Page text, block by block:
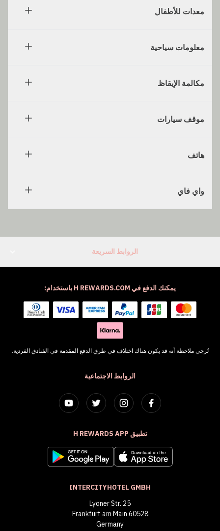
معدات للأطفال
معلومات سياحية
مكالمة الإيقاظ
موقف سيارات
هاتف
واي فاي
الروابط السريعة
الروابط الاجتماعية
تطبيق H REWARDS APP
INTERCITYHOTEL GMBH
Lyoner Str. 25
60528 Frankfurt am Main
Germany
يمكنك الدفع في H REWARDS.COM باستخدام:
تُرجى ملاحظة أنه قد يكون هناك اختلاف في طرق الدفع المقدمة في الفنادق الفردية.